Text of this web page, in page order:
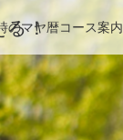
る！
のマヤ暦コース案内